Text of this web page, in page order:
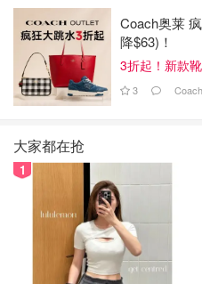
厨房
大多数人都会花费750到
玻璃杯、银器、炊具和厨房
饪，并希望拥有一个配备全
厨房，预计花费将超过
Coach奥莱
降$63)！
3折起！新款
3
大家都在抢
1